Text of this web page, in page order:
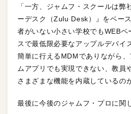
「一方、ジャムフ・スクールは弊
ーデスク（Zulu Desk）』をベー
者がいない小さい学校でもWEBベ
スで最低限必要なアップルデバイ
簡単に行えるMDMでありながら
ムアプリでも実現できない、教員
さまざまな機能を内蔵しているの
最後に今後のジャムフ・プロに関